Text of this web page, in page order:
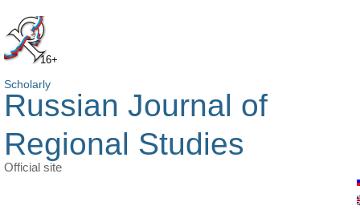
16+
Scholarly
Russian Journal of
Regional Studies
Official site